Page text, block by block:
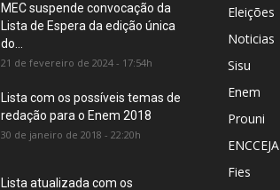
MEC suspende convocação da
Lista de Espera da edição única
do...
21 de fevereiro de 2024 - 17:54h
Lista com os possíveis temas de
redação para o Enem 2018
30 de janeiro de 2018 - 22:20h
Lista atualizada com os
Eleições
Noticias
Sisu
Enem
Prouni
ENCCEJA
Fies